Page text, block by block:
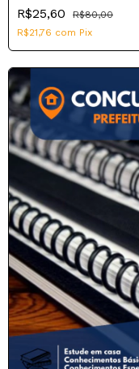
R$25,60
R$80,00
R$21,76 com Pix